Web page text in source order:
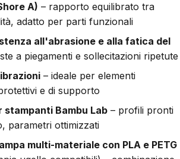
A) – rapporto equilibrato tra
adatto per parti funzionali
all'abrasione e alla fatica del
a piegamenti e sollecitazioni ripetute
– ideale per elementi
e di supporto
Bambu Lab – profili pronti
parametri ottimizzati
multi-materiale con PLA e PETG